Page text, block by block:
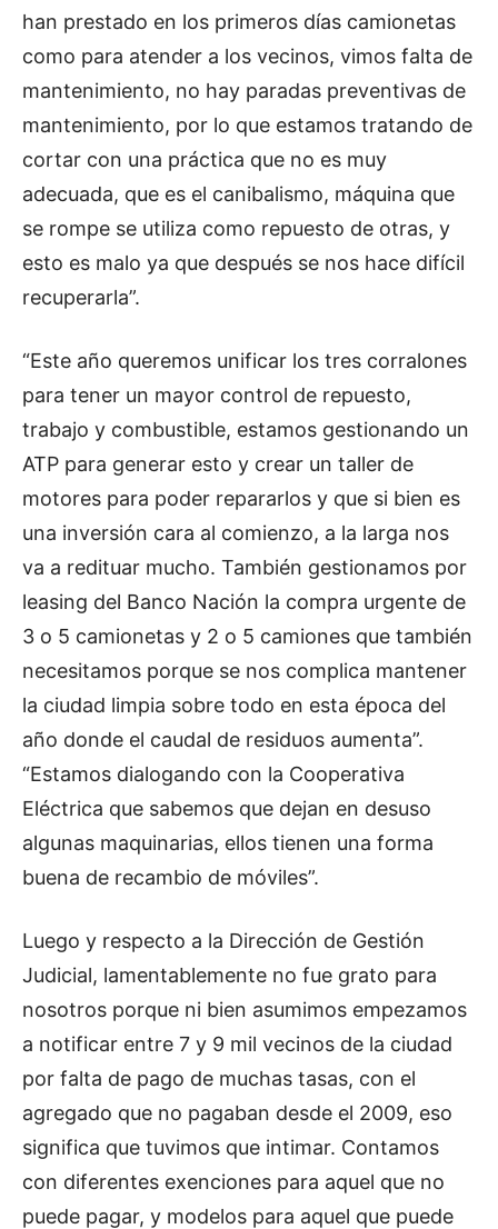
han prestado en los primeros días camionetas
como para atender a los vecinos, vimos falta de
mantenimiento, no hay paradas preventivas de
mantenimiento, por lo que estamos tratando de
cortar con una práctica que no es muy
adecuada, que es el canibalismo, máquina que
se rompe se utiliza como repuesto de otras, y
esto es malo ya que después se nos hace difícil
recuperarla”.
“Este año queremos unificar los tres corralones
para tener un mayor control de repuesto,
trabajo y combustible, estamos gestionando un
ATP para generar esto y crear un taller de
motores para poder repararlos y que si bien es
una inversión cara al comienzo, a la larga nos
va a redituar mucho. También gestionamos por
leasing del Banco Nación la compra urgente de
3 o 5 camionetas y 2 o 5 camiones que también
necesitamos porque se nos complica mantener
la ciudad limpia sobre todo en esta época del
año donde el caudal de residuos aumenta”.
“Estamos dialogando con la Cooperativa
Eléctrica que sabemos que dejan en desuso
algunas maquinarias, ellos tienen una forma
buena de recambio de móviles”.
Luego y respecto a la Dirección de Gestión
Judicial, lamentablemente no fue grato para
nosotros porque ni bien asumimos empezamos
a notificar entre 7 y 9 mil vecinos de la ciudad
por falta de pago de muchas tasas, con el
agregado que no pagaban desde el 2009, eso
significa que tuvimos que intimar. Contamos
con diferentes exenciones para aquel que no
puede pagar, y modelos para aquel que puede